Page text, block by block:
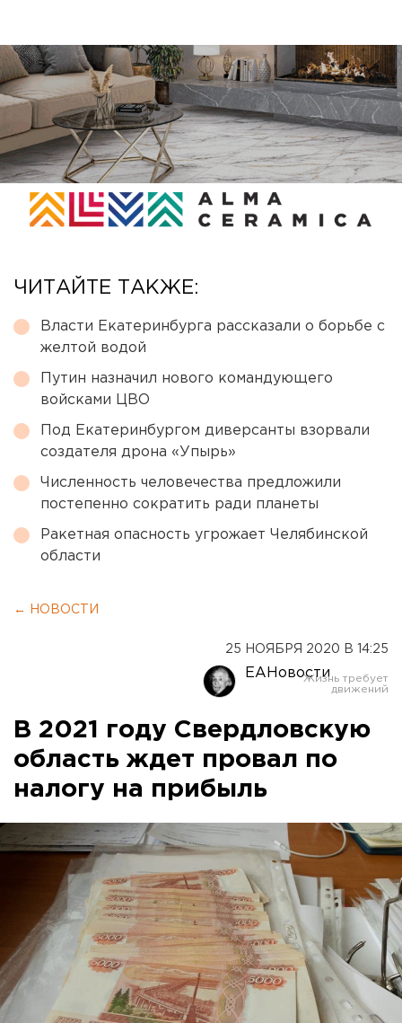
ЧИТАЙТЕ ТАКЖЕ:
Власти Екатеринбурга рассказали о борьбе с
желтой водой
Путин назначил нового командующего
войсками ЦВО
Под Екатеринбургом диверсанты взорвали
создателя дрона «Упырь»
Численность человечества предложили
постепенно сократить ради планеты
Ракетная опасность угрожает Челябинской
области
← НОВОСТИ
25 НОЯБРЯ 2020 В 14:25
ЕАНовости
В 2021 году Свердловскую
область ждет провал по
налогу на прибыль